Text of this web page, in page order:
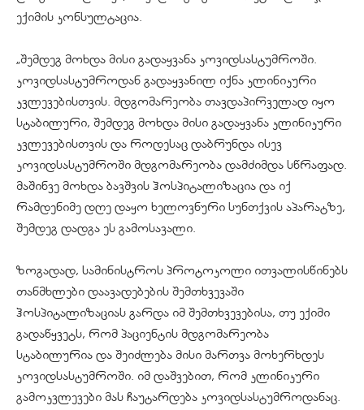
ექიმის კონსულტაცია.
„შემდეგ მოხდა მისი გადაყვანა კოვიდსასტუმროში.
კოვიდსასტუმროდან გადაყვანილ იქნა კლინიკური
კვლევებისთვის. მდგომარეობა თავდაპირველად იყო
სტაბილური, შემდეგ მოხდა მისი გადაყვანა კლინიკური
კვლევებისთვის და როდესაც დაბრუნდა ისევ
კოვიდსასტუმროში მდგომარეობა დამძიმდა სწრაფად.
მაშინვე მოხდა ბავშვის ჰოსპიტალიზაცია და იქ
რამდენიმე დღე დაყო ხელოვნური სუნთქვის აპარატზე,
შემდეგ დადგა ეს გამოსავალი.
ზოგადად, სამინისტროს პროტოკოლი ითვალისწინებს
თანმხლები დაავადებების შემთხვევაში
ჰოსპიტალიზაციას გარდა იმ შემთხვევებისა, თუ ექიმი
გადაწყვეტს, რომ პაციენტის მდგომარეობა
სტაბილურია და შეიძლება მისი მართვა მოხერხდეს
კოვიდსასტუმროში. იმ დაშვებით, რომ კლინიკური
გამოკვლევები მას ჩაუტარდება კოვიდსასტუმროდანაც.